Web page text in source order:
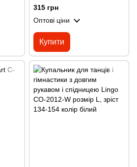
315 грн
Оптові ціни
Купити